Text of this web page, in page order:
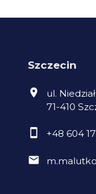
Szczecin
ul.
71-410
+48 604